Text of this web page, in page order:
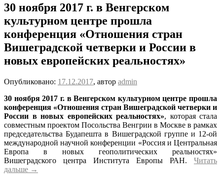
30 ноября 2017 г. в Венгерском
культурном центре прошла
конференция «Отношения стран
Вишеградской четверки и России в
новых европейских реальностях»
Опубликовано: 17.12.2017, автор admin
30 ноября 2017 г. в Венгерском культурном центре прошла
конференция «Отношения стран Вишеградской четверки и
России в новых европейских реальностях», которая стала
совместным проектом Посольства Венгрии в Москве в рамках
председательства Будапешта в Вишеградской группе и 12-ой
международной научной конференции «Россия и Центральная
Европа в новых геополитических реальностях»
Вишеградского центра Института Европы РАН. Читать
дальше →